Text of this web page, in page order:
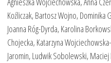
wynosiła:
499,00 zł.
wynosi:
399,20 zł.
Koźliczak, Bartosz Wojno, Dominika
Joanna Róg-Dyrda, Karolina
Chojecka, Katarzyna
Jaromin, Ludwik Sobolewski,